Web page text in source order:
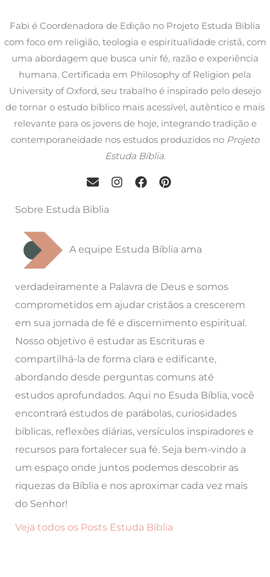
Fabi é Coordenadora de Edição no Projeto Estuda Bíblia
com foco em religião, teologia e espiritualidade cristã, com
uma abordagem que busca unir fé, razão e experiência
humana. Certificada em Philosophy of Religion pela
University of Oxford, seu trabalho é inspirado pelo desejo
de tornar o estudo bíblico mais acessível, autêntico e mais
relevante para os jovens de hoje, integrando tradição e
contemporaneidade nos estudos produzidos no Projeto
Estuda Bíblia.
Sobre Estuda Bíblia
A equipe Estuda Bíblia ama
verdadeiramente a Palavra de Deus e somos
comprometidos em ajudar cristãos a crescerem
em sua jornada de fé e discernimento espiritual.
Nosso objetivo é estudar as Escrituras e
compartilhá-la de forma clara e edificante,
abordando desde perguntas comuns até
estudos aprofundados. Aqui no Esuda Bíblia, você
encontrará estudos de parábolas, curiosidades
bíblicas, reflexões diárias, versículos inspiradores e
recursos para fortalecer sua fé. Seja bem-vindo a
um espaço onde juntos podemos descobrir as
riquezas da Bíblia e nos aproximar cada vez mais
do Senhor!
Veja todos os Posts Estuda Bíblia